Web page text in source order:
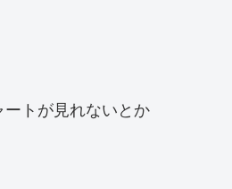
トが見れないとか